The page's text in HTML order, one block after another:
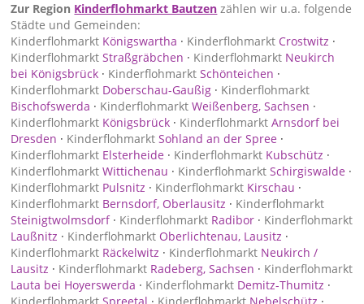
Zur Region Kinderflohmarkt Bautzen zählen wir u.a. folgende
Städte und Gemeinden:
Kinderflohmarkt Königswartha · Kinderflohmarkt Crostwitz ·
Kinderflohmarkt Straßgräbchen · Kinderflohmarkt Neukirch
bei Königsbrück · Kinderflohmarkt Schönteichen ·
Kinderflohmarkt Doberschau-Gaußig · Kinderflohmarkt
Bischofswerda · Kinderflohmarkt Weißenberg, Sachsen ·
Kinderflohmarkt Königsbrück · Kinderflohmarkt Arnsdorf bei
Dresden · Kinderflohmarkt Sohland an der Spree ·
Kinderflohmarkt Elsterheide · Kinderflohmarkt Kubschütz ·
Kinderflohmarkt Wittichenau · Kinderflohmarkt Schirgiswalde ·
Kinderflohmarkt Pulsnitz · Kinderflohmarkt Kirschau ·
Kinderflohmarkt Bernsdorf, Oberlausitz · Kinderflohmarkt
Steinigtwolmsdorf· Kinderflohmarkt Radibor · Kinderflohmarkt
Laußnitz · Kinderflohmarkt Oberlichtenau, Lausitz ·
Kinderflohmarkt Räckelwitz · Kinderflohmarkt Neukirch /
Lausitz · Kinderflohmarkt Radeberg, Sachsen · Kinderflohmarkt
Lauta bei Hoyerswerda · Kinderflohmarkt Demitz-Thumitz ·